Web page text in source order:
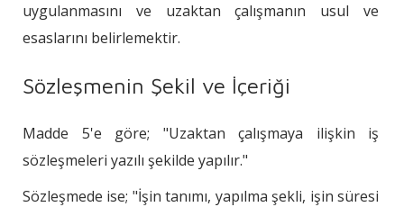
uygulanmasını ve uzaktan çalışmanın usul ve
esaslarını belirlemektir.
Sözleşmenin Şekil ve İçeriği
Madde 5'e göre; "Uzaktan çalışmaya ilişkin iş
sözleşmeleri yazılı şekilde yapılır."
Sözleşmede ise; "İşin tanımı, yapılma şekli, işin süresi